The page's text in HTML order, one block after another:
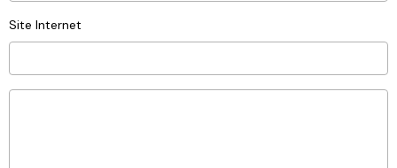
Site Internet